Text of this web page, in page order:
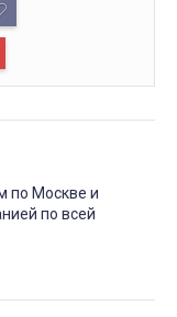
по Москве и
по всей